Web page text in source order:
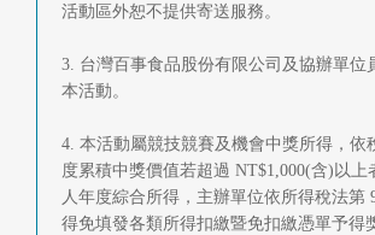
活動區外恕不提供寄送服務。
3. 台灣百事食品股份有限公司及協辦單位
本活動。
4. 本活動屬競技競賽及機會中獎所得，依
度累積中獎價值若超過 NT$1,000(含)以上
人年度綜合所得，主辦單位依所得稅法第
得免填發各類所得扣繳暨免扣繳憑單予得